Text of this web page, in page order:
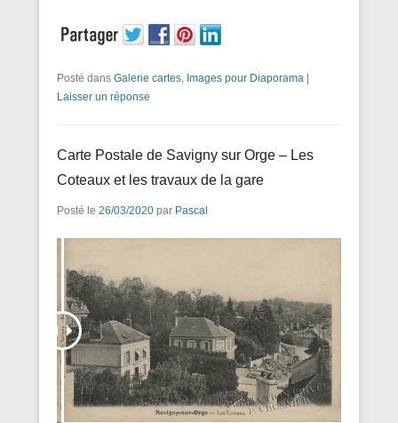
Posté dans Galerie cartes Images pour Diaporama |
Laisser un réponse
Carte Postale de Savigny sur Orge – Les
Coteaux et les travaux de la gare
Posté le 26/03/2020 par Pascal